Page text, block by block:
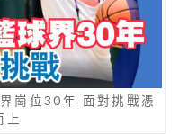
崗位30年 面對挑戰憑
上